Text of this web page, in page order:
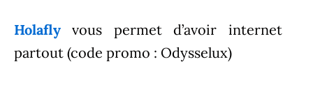
Holafly vous permet d’avoir internet
partout (code promo : Odysselux)